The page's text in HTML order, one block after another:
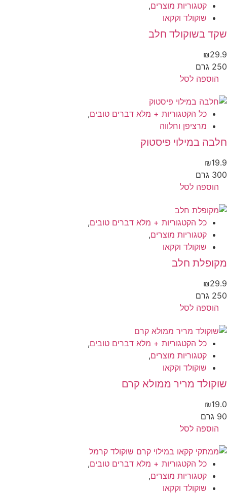
קטגוריות מוצרים,
שוקולד וקקאו
בשוקולד חלב
₪
גרם
הוספה לסל
כל הקטגוריות + מלא דברים טובים,
מרציפן וחלווה
במילוי פיסטוק
₪
גרם
הוספה לסל
כל הקטגוריות + מלא דברים טובים,
קטגוריות מוצרים,
שוקולד וקקאו
חלב
₪
גרם
הוספה לסל
כל הקטגוריות + מלא דברים טובים,
קטגוריות מוצרים,
שוקולד וקקאו
מריר ממולא קרם
₪
הוספה לסל
כל הקטגוריות + מלא דברים טובים,
קטגוריות מוצרים,
שוקולד וקקאו